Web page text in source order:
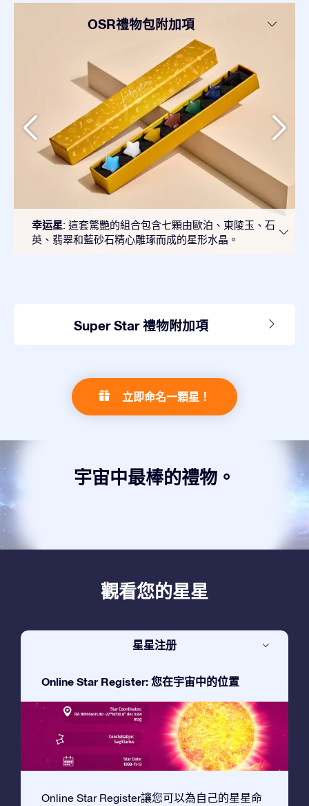
OSR禮物包附加項
幸运星: 這套驚艷的組合包含七顆由歐泊、東陵玉、石
英、翡翠和藍砂石精心雕琢而成的星形水晶。
Super Star 禮物附加項
立即命名一顆星！
宇宙中最棒的禮物。
觀看您的星星
星星注册
Online Star Register: 您在宇宙中的位置
Online Star Register讓您可以為自己的星星命